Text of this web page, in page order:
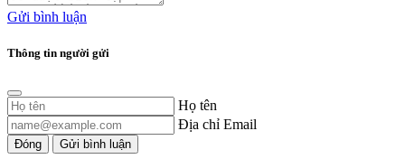
Gửi bình luận
Thông tin người gửi
Họ tên
Địa chỉ Email
Đóng Gửi bình luận